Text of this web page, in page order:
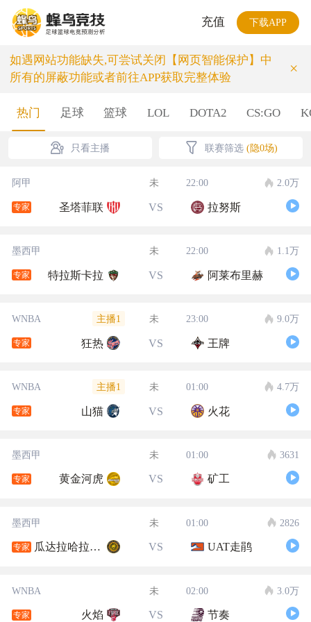
充值 下载APP
如遇网站功能缺失,可尝试关闭【网页智能保护】中
所有的屏蔽功能或者前往APP获取完整体验
×
热门 足球 篮球 LOL DOTA2 CS:GO
只看主播 联赛筛选 (隐0场)
阿甲 未 22:00 2.0万
专家 圣塔菲联 VS 拉努斯
墨西甲 未 22:00 1.1万
专家 特拉斯卡拉 VS 阿莱布里赫
WNBA 主播1 未 23:00 9.0万
专家 狂热 VS 王牌
WNBA 主播1 未 01:00 4.7万
专家 山猫 VS 火花
墨西甲 未 01:00 3631
专家 黄金河虎 VS 矿工
墨西甲 未 01:00 2826
专家 瓜达拉哈拉大学 VS UAT走鹃
WNBA 未 02:00 3.0万
专家 火焰 VS 节奏